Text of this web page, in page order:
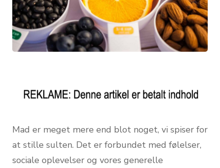
Mad er meget mere end blot noget, vi spiser for
at stille sulten. Det er forbundet med følelser,
sociale oplevelser og vores generelle